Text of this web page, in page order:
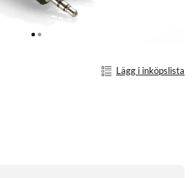
Lägg i inköpslista